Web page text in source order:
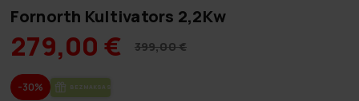
Fornorth Kultivators 2,2Kw
279,00 € 399,00 €
-30% BEZ­MAK­SAS PIE­GĀ­DE